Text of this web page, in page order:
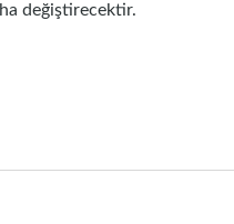
değiştirecektir.